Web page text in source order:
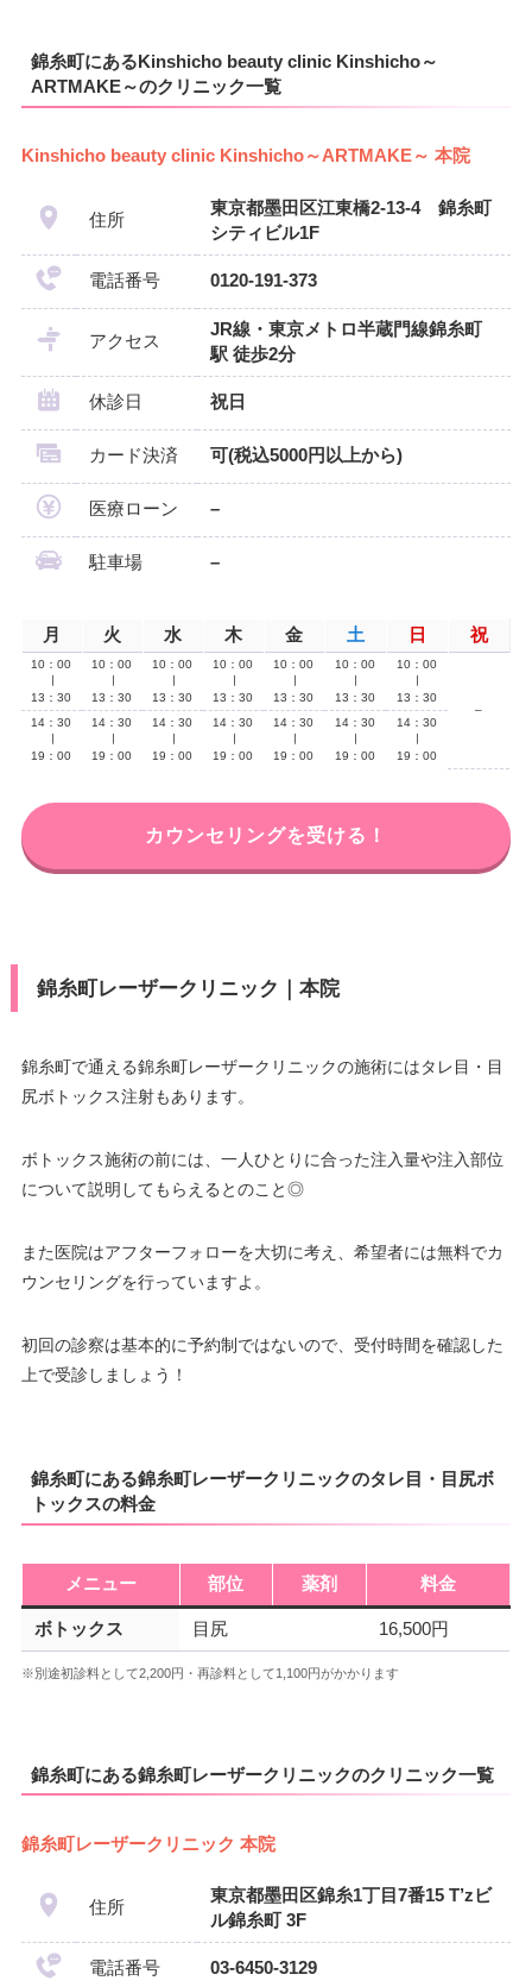
錦糸町にあるKinshicho beauty clinic Kinshicho～
ARTMAKE～のクリニック一覧
Kinshicho beauty clinic Kinshicho～ARTMAKE～ 本院
住所
東京都墨田区江東橋2-13-4 錦糸町
シティビル1F
電話番号 0120-191-373
アクセス
JR線・東京メトロ半蔵門線錦糸町
駅 徒歩2分
休診日 祝日
カード決済 可(税込5000円以上から)
医療ローン –
駐車場 –
月 火 水 木 金 土 日 祝
10：00
13：30
10：00
13：30
10：00
13：30
10：00
13：30
10：00
13：30
10：00
13：30
10：00
13：30
–
14：30
19：00
14：30
19：00
14：30
19：00
14：30
19：00
14：30
19：00
14：30
19：00
14：30
19：00
カウンセリングを受ける！
錦糸町レーザークリニック｜本院
錦糸町で通える錦糸町レーザークリニックの施術にはタレ目・目
尻ボトックス注射もあります。
ボトックス施術の前には、一人ひとりに合った注入量や注入部位
について説明してもらえるとのこと◎
また医院はアフターフォローを大切に考え、希望者には無料でカ
ウンセリングを行っていますよ。
初回の診察は基本的に予約制ではないので、受付時間を確認した
上で受診しましょう！
錦糸町にある錦糸町レーザークリニックのタレ目・目尻ボ
トックスの料金
メニュー 部位 薬剤 料金
ボトックス 目尻 16,500円
※別途初診料として2,200円・再診料として1,100円がかかります
錦糸町にある錦糸町レーザークリニックのクリニック一覧
錦糸町レーザークリニック 本院
住所
東京都墨田区錦糸1丁目7番15 T’zビ
ル錦糸町 3F
電話番号 03-6450-3129